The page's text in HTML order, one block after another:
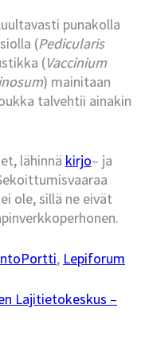
punakolla
(Pedicularis
(Vaccinium
) mainitaan
talvehtii ainakin
lähinnä kirjo– ja
ole, sillä ne eivät
, Lepiforum
Lajitietokeskus –